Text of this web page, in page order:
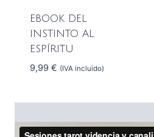
EBOOK DEL
INSTINTO AL
ESPÍRITU
9,99 € (IVA incluido)